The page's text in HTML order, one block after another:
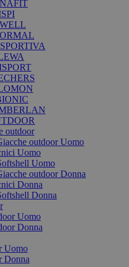
outdoor
outdoor Uomo
Uomo
Uomo
outdoor Donna
Donna
Donna
Uomo
Donna
Uomo
Donna